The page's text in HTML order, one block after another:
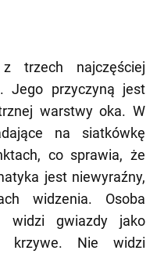
trzech najczęściej
Jego przyczyną jest
warstwy oka. W
na siatkówkę
co sprawia, że
jest niewyraźny,
widzenia. Osoba
widzi gwiazdy jako
krzywe. Nie widzi